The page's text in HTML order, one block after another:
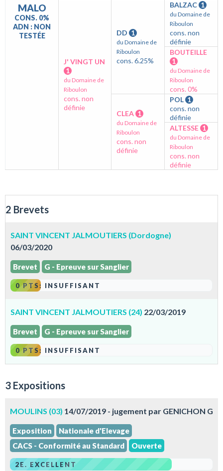
MALO
CONS. 0%
ADN : NON
TESTÉE
J' VINGT UN
1
du Domaine de
Riboulon
cons. non
définie
DD 1
du Domaine de
Riboulon
cons. 6.25%
BALZAC 1
du Domaine de
Riboulon
cons. non
définie
BOUTEILLE
1
du Domaine de
Riboulon
cons. 0%
CLEA 1
du Domaine de
Riboulon
cons. non
définie
POL 1
cons. non
définie
ALTESSE 1
du Domaine de
Riboulon
cons. non
définie
2 Brevets
SAINT VINCENT JALMOUTIERS (Dordogne)
06/03/2020
Brevet G - Epreuve sur Sanglier
0 PTS: INSUFFISANT
SAINT VINCENT JALMOUTIERS (24) 22/03/2019
Brevet G - Epreuve sur Sanglier
0 PTS: INSUFFISANT
3 Expositions
MOULINS (03) 14/07/2019 - jugement par GENICHON G
Exposition
Nationale d'Elevage
CACS - Conformité au Standard
Ouverte
2E. EXCELLENT